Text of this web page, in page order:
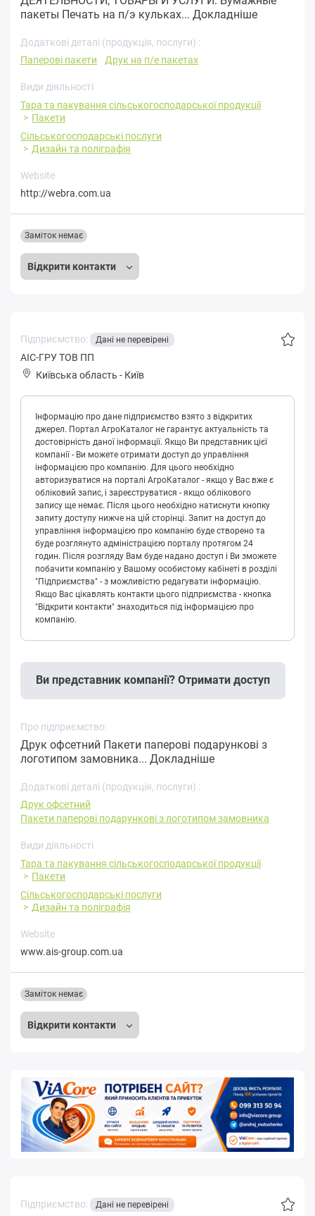
пакеты Печать на п/э кульках... Докладніше
Додаткові деталі (продукція, послуги) :
Паперові пакети
Друк на п/е пакетах
Види діяльності
Тара та пакування сільськогосподарської продукції
Пакети
Сільськогосподарські послуги
Дизайн та поліграфія
Website
http://webra.com.ua
Відкрити контакти
Заміток немає
Підприємство: Дані не перевірені
АІС-ГРУ ТОВ ПП
Київська область - Київ
Інформацію про дане підприємство взято з відкритих
джерел. Портал АгроКаталог не гарантує актуальність та
достовірність даної інформації. Якщо Ви представник цієї
компанії - Ви можете отримати доступ до управління
інформацією про компанію. Для цього необхідно
авторизуватися на порталі АгроКаталог - якщо у Вас вже є
обліковий запис, і зареєструватися - якщо облікового
запису ще немає. Після цього необхідно натиснути кнопку
запиту доступу нижче на цій сторінці. Запит на доступ до
управління інформацією про компанію буде створено та
буде розглянуто адміністрацією порталу протягом 24
годин. Після розгляду Вам буде надано доступ і Ви зможете
побачити компанію у Вашому особистому кабінеті в розділі
"Підприємства" - з можливістю редагувати інформацію.
Якщо Вас цікавлять контакти цього підприємства - кнопка
"Відкрити контакти" знаходиться під інформацією про
компанію.
Ви представник компанії? Отримати доступ
Про підприємство:
Друк офсетний Пакети паперові подарункові з
логотипом замовника... Докладніше
Додаткові деталі (продукція, послуги) :
Друк офсетний
Пакети паперові подарункові з логотипом замовника
Види діяльності
Тара та пакування сільськогосподарської продукції
Пакети
Сільськогосподарські послуги
Дизайн та поліграфія
Website
www.ais-group.com.ua
Відкрити контакти
Заміток немає
Підприємство: Дані не перевірені